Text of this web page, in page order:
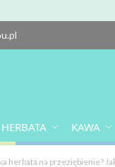
HERBATA KAWA
herbata na przeziębienie?